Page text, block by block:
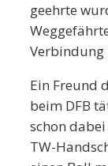
geehrte
Ein Freund
beim DFB
schon
TW-